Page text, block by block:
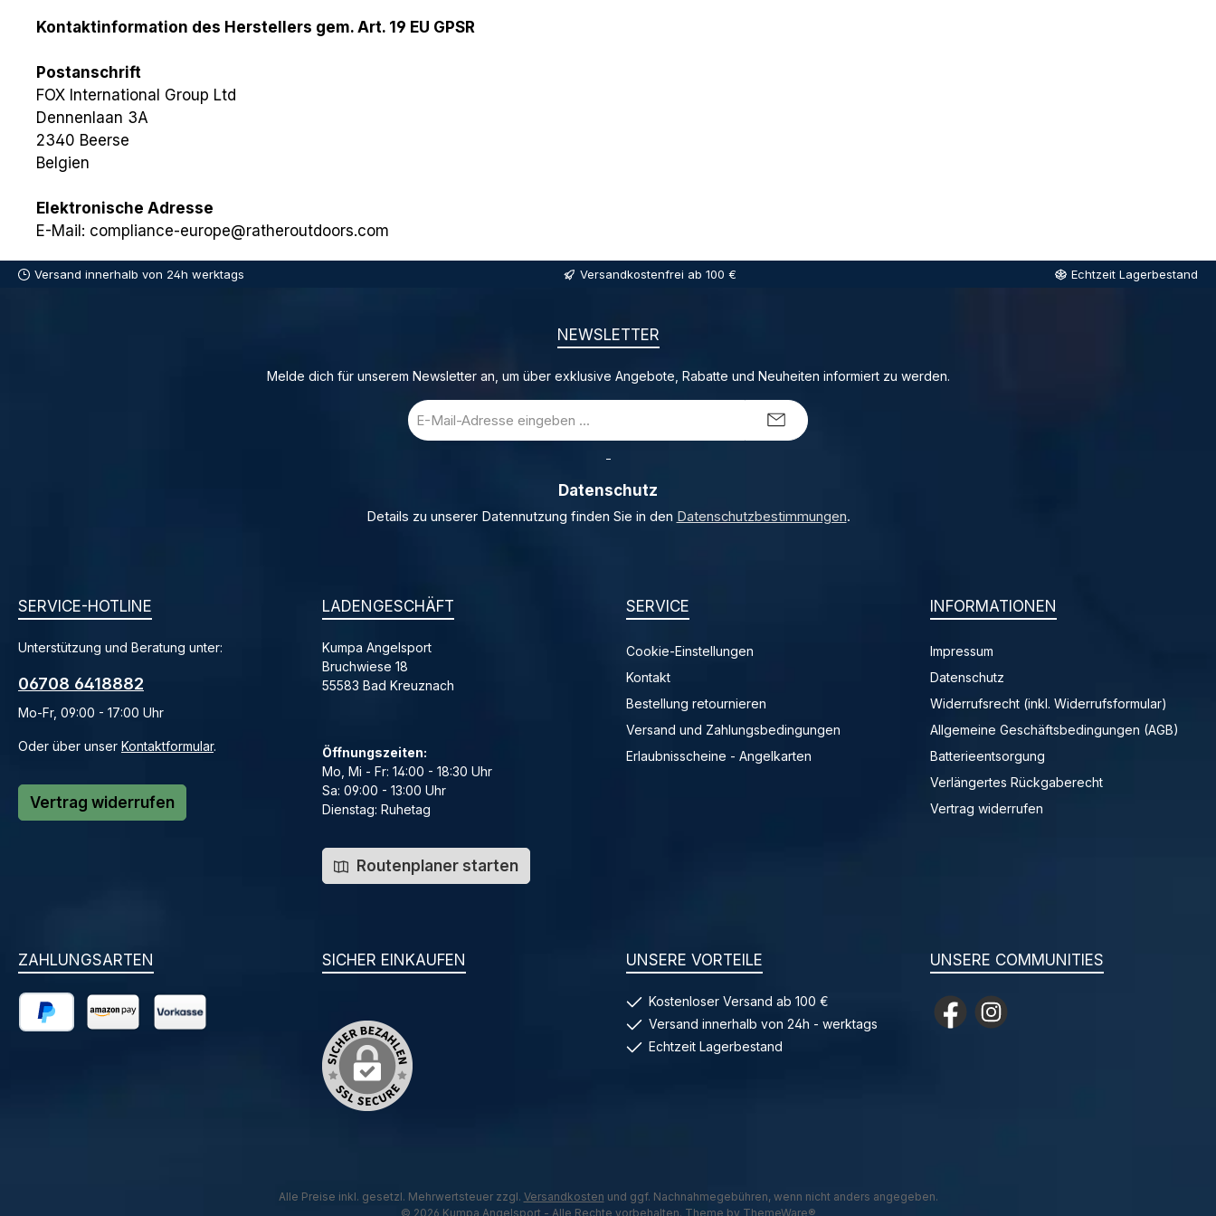
Kontaktinformation des Herstellers gem. Art. 19 EU GPSR
Postanschrift
FOX International Group Ltd
Dennenlaan 3A
2340 Beerse
Belgien
Elektronische Adresse
E-Mail: compliance-europe@ratheroutdoors.com
Versand innerhalb von 24h werktags Versandkostenfrei ab 100 € Echtzeit Lagerbestand
NEWSLETTER
Melde dich für unserem Newsletter an, um über exklusive Angebote, Rabatte und Neuheiten informiert zu werden.
E-
Mail-
Datenschutz
Details zu unserer Datennutzung finden Sie in den Datenschutzbestimmungen.
SERVICE-HOTLINE
Unterstützung und Beratung unter:
06708 6418882
Mo-Fr, 09:00 - 17:00 Uhr
Oder über unser Kontaktformular.
Vertrag widerrufen
LADENGESCHÄFT
Kumpa Angelsport
Bruchwiese 18
55583 Bad Kreuznach
Öffnungszeiten:
Mo, Mi - Fr: 14:00 - 18:30 Uhr
Sa: 09:00 - 13:00 Uhr
Dienstag: Ruhetag
Routenplaner starten
SERVICE
Cookie-Einstellungen
Kontakt
Bestellung retournieren
Versand und Zahlungsbedingungen
Erlaubnisscheine - Angelkarten
INFORMATIONEN
Impressum
Datenschutz
Widerrufsrecht (inkl. Widerrufsformular)
Allgemeine Geschäftsbedingungen (AGB)
Batterieentsorgung
Verlängertes Rückgaberecht
Vertrag widerrufen
ZAHLUNGSARTEN SICHER EINKAUFEN UNSERE VORTEILE
Kostenloser Versand ab 100 €
Versand innerhalb von 24h - werktags
Echtzeit Lagerbestand
UNSERE COMMUNITIES
FacebookInstagram
Alle Preise inkl. gesetzl. Mehrwertsteuer zzgl. Versandkosten und ggf. Nachnahmegebühren, wenn nicht anders angegeben.
© 2026 Kumpa Angelsport - Alle Rechte vorbehalten. Theme by ThemeWare®